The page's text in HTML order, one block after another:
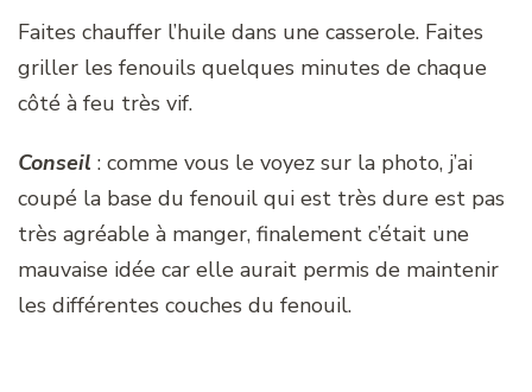
Faites chauffer l’huile dans une casserole. Faites
griller les fenouils quelques minutes de chaque
côté à feu très vif.
Conseil : comme vous le voyez sur la photo, j’ai
coupé la base du fenouil qui est très dure est pas
très agréable à manger, finalement c’était une
mauvaise idée car elle aurait permis de maintenir
les différentes couches du fenouil.